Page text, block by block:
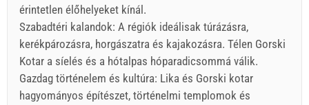
érintetlen élőhelyeket kínál.
Szabadtéri kalandok: A régiók ideálisak túrázásra,
kerékpározásra, horgászatra és kajakozásra. Télen Gorski
Kotar a síelés és a hótalpas hóparadicsommá válik.
Gazdag történelem és kultúra: Lika és Gorski kotar
hagyományos építészet, történelmi templomok és